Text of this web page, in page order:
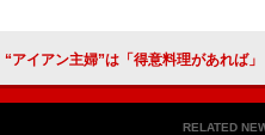
ンシェフ」を主宰 “アイアン主婦”は「得意料理があれば」
RELATED